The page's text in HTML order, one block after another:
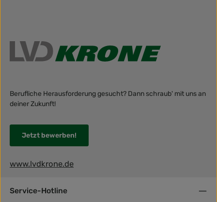
Berufliche Herausforderung gesucht? Dann schraub' mit uns an
deiner Zukunft!
Jetzt bewerben!
www.lvdkrone.de
Service-Hotline